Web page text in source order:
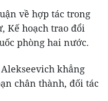
về hợp tác trong
Kế hoạch trao đổi
phòng hai nước.
khẳng
chân thành, đối tác